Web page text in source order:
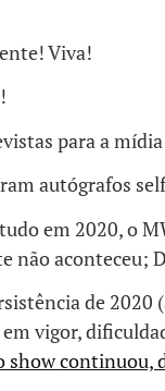
Viva!
para a
autógrafos
em 2020, o
não aconteceu;
de
vigor,
show continuou,